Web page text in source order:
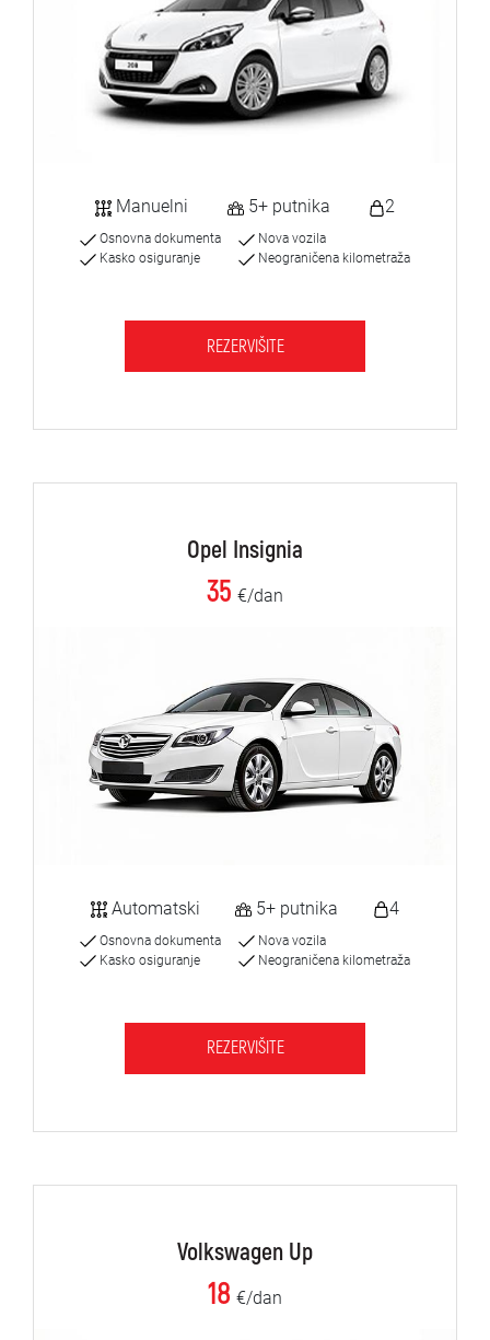
Manuelni 5+ putnika 2
Osnovna dokumenta
Kasko osiguranje
Nova vozila
Neograničena kilometraža
REZERVIŠITE
Opel Insignia
35 €/dan
Automatski 5+ putnika 4
Osnovna dokumenta
Kasko osiguranje
Nova vozila
Neograničena kilometraža
REZERVIŠITE
Volkswagen Up
18 €/dan